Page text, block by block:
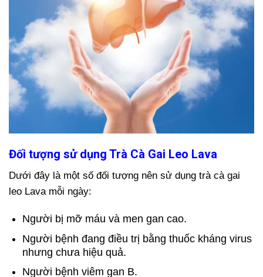
Đối tượng sử dụng Trà Cà Gai Leo Lava
Dưới đây là một số đối tượng nên sử dụng trà cà gai
leo Lava mỗi ngày:
Người bị mỡ máu và men gan cao.
Người bệnh đang điều trị bằng thuốc kháng virus
nhưng chưa hiệu quả.
Người bệnh viêm gan B.